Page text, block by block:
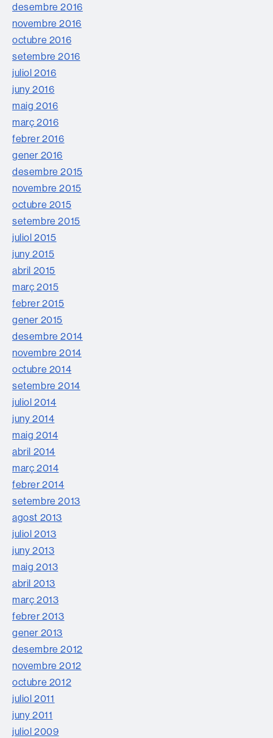
desembre 2016
novembre 2016
octubre 2016
setembre 2016
juliol 2016
juny 2016
maig 2016
març 2016
febrer 2016
gener 2016
desembre 2015
novembre 2015
octubre 2015
setembre 2015
juliol 2015
juny 2015
abril 2015
març 2015
febrer 2015
gener 2015
desembre 2014
novembre 2014
octubre 2014
setembre 2014
juliol 2014
juny 2014
maig 2014
abril 2014
març 2014
febrer 2014
setembre 2013
agost 2013
juliol 2013
juny 2013
maig 2013
abril 2013
març 2013
febrer 2013
gener 2013
desembre 2012
novembre 2012
octubre 2012
juliol 2011
juny 2011
juliol 2009